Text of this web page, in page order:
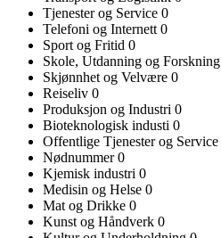
Tjenester og Service 0
Telefoni og Internett 0
Sport og Fritid 0
Skole, Utdanning og Forskning
Skjønnhet og Velvære 0
Reiseliv 0
Produksjon og Industri 0
Bioteknologisk industi 0
Offentlige Tjenester og Service
Nødnummer0
Kjemisk industri 0
Medisin og Helse 0
Mat og Drikke 0
Kunst og Håndverk 0